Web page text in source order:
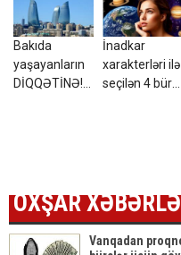
Bakıda
yaşayanların
DİQQƏTİNƏ!7
İnadkar
xarakterləri ilə
seçilən 4 bürc:
OXŞAR
Vanqadan